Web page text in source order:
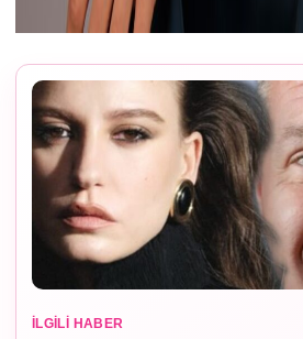
İLGILI HABER